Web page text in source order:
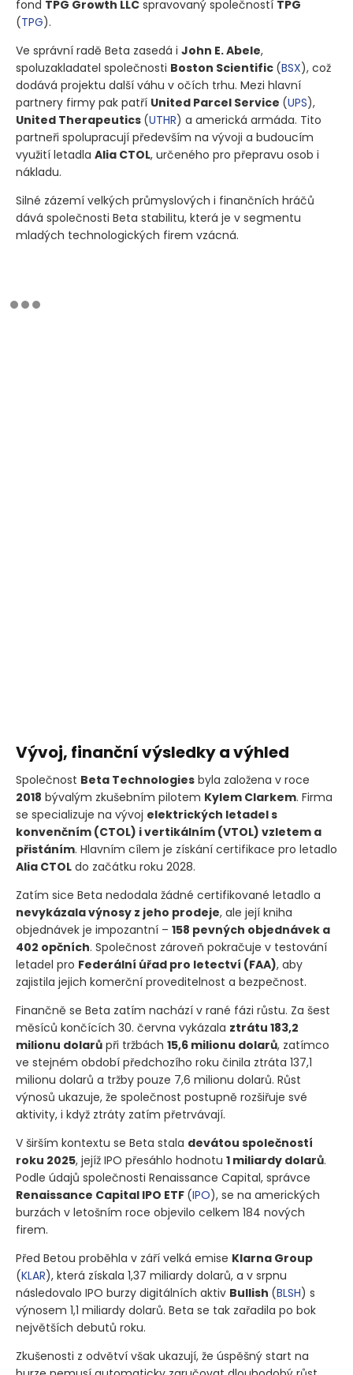
fond TPG Growth LLC spravovaný společností TPG
(TPG).
Ve správní radě Beta zasedá i John E. Abele,
spoluzakladatel společnosti Boston Scientific (BSX), což
dodává projektu další váhu v očích trhu. Mezi hlavní
partnery firmy pak patří United Parcel Service (UPS),
United Therapeutics (UTHR) a americká armáda. Tito
partneři spolupracují především na vývoji a budoucím
využití letadla Alia CTOL, určeného pro přepravu osob i
nákladu.
Silné zázemí velkých průmyslových i finančních hráčů
dává společnosti Beta stabilitu, která je v segmentu
mladých technologických firem vzácná.
Vývoj, finanční výsledky a výhled
Společnost Beta Technologies byla založena v roce
2018 bývalým zkušebním pilotem Kylem Clarkem. Firma
se specializuje na vývoj elektrických letadel s
konvenčním (CTOL) i vertikálním (VTOL) vzletem a
přistáním. Hlavním cílem je získání certifikace pro letadlo
Alia CTOL do začátku roku 2028.
Zatím sice Beta nedodala žádné certifikované letadlo a
nevykázala výnosy z jeho prodeje, ale její kniha
objednávek je impozantní – 158 pevných objednávek a
402 opčních. Společnost zároveň pokračuje v testování
letadel pro Federální úřad pro letectví (FAA), aby
zajistila jejich komerční proveditelnost a bezpečnost.
Finančně se Beta zatím nachází v rané fázi růstu. Za šest
měsíců končících 30. června vykázala ztrátu 183,2
milionu dolarů při tržbách 15,6 milionu dolarů, zatímco
ve stejném období předchozího roku činila ztráta 137,1
milionu dolarů a tržby pouze 7,6 milionu dolarů. Růst
výnosů ukazuje, že společnost postupně rozšiřuje své
aktivity, i když ztráty zatím přetrvávají.
V širším kontextu se Beta stala devátou společností
roku 2025, jejíž IPO přesáhlo hodnotu 1 miliardy dolarů.
Podle údajů společnosti Renaissance Capital, správce
Renaissance Capital IPO ETF (IPO), se na amerických
burzách v letošním roce objevilo celkem 184 nových
firem.
Před Betou proběhla v září velká emise Klarna Group
(KLAR), která získala 1,37 miliardy dolarů, a v srpnu
následovalo IPO burzy digitálních aktiv Bullish (BLSH) s
výnosem 1,1 miliardy dolarů. Beta se tak zařadila po bok
největších debutů roku.
Zkušenosti z odvětví však ukazují, že úspěšný start na